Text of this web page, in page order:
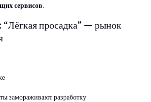
сервисов.
просадка” — рынок
замораживают разработку